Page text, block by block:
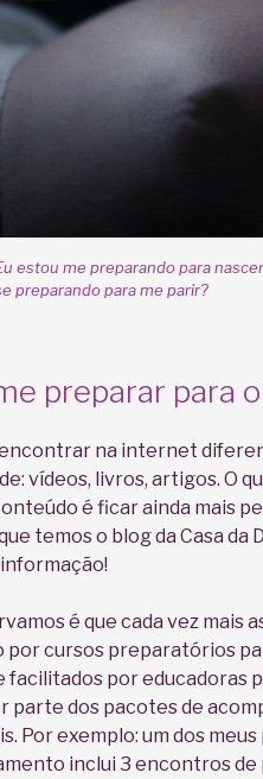
estou me preparando para
preparando para me parir?
preparar para
na internet
vídeos, livros, artigos. O
é ficar ainda mais
temos o blog da Casa da
é que cada vez mais
por cursos preparatórios
por educadoras
parte dos pacotes de
Por exemplo: um dos
inclui 3 encontros de